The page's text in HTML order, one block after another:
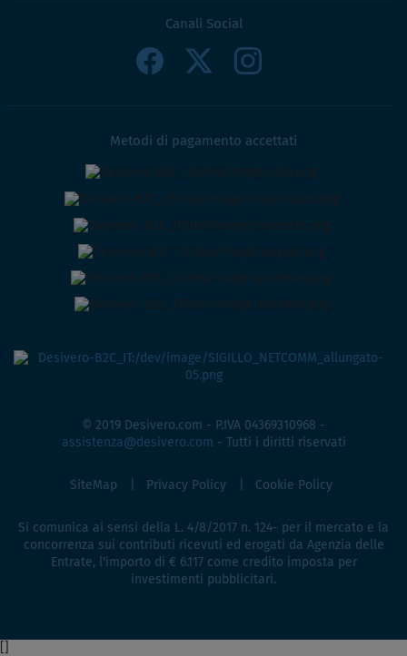
Canali Social
Metodi di pagamento accettati
© 2019 Desivero.com - P.IVA 04369310968 -
assistenza@desivero.com - Tutti i diritti riservati
SiteMap Privacy Policy Cookie Policy
Si comunica ai sensi della L. 4/8/2017 n. 124- per il mercato e la
concorrenza sui contributi ricevuti ed erogati da Agenzia delle
Entrate, l'importo di € 6.117 come credito imposta per
investimenti pubblicitari.